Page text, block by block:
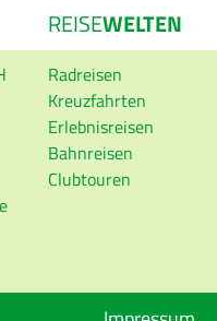
REISEWELTEN
Radreisen
Kreuzfahrten
Erlebnisreisen
Bahnreisen
Clubtouren